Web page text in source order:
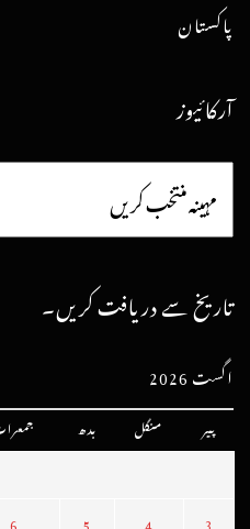
پاکستان
آرکائیوز
تاریخ سے دریافت کریں۔
اگست 2026
پیر منگل بدھ